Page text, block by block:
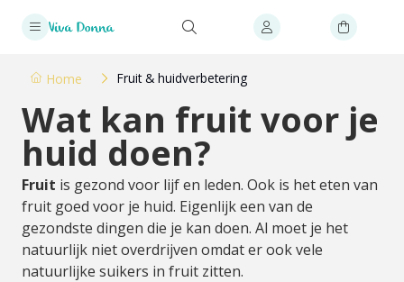
Home Fruit & huidverbetering
Wat kan fruit voor je
huid doen?
Fruit is gezond voor lijf en leden. Ook is het eten van
fruit goed voor je huid. Eigenlijk een van de
gezondste dingen die je kan doen. Al moet je het
natuurlijk niet overdrijven omdat er ook vele
natuurlijke suikers in fruit zitten.